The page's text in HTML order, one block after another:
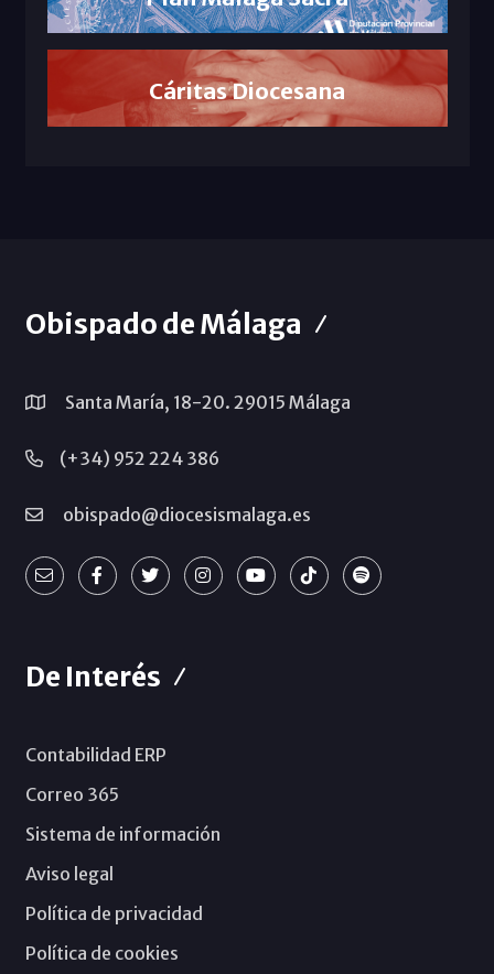
Cáritas Diocesana
Obispado de Málaga
Santa María, 18-20. 29015 Málaga
(+34) 952 224 386
obispado@diocesismalaga.es
De Interés
Contabilidad ERP
Correo 365
Sistema de información
Aviso legal
Política de privacidad
Política de cookies